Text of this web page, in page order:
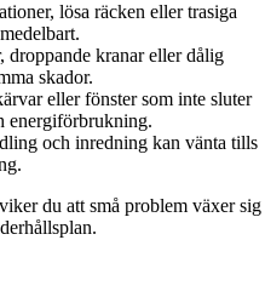
lösa räcken eller trasiga
droppande kranar eller dålig
skador.
eller fönster som inte sluter
energiförbrukning.
och inredning kan vänta tills
du att små problem växer sig